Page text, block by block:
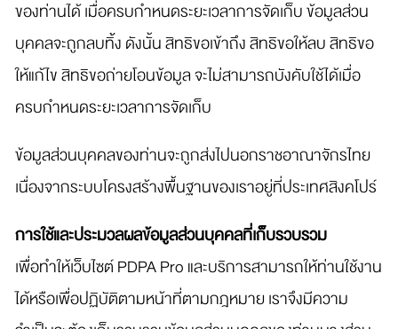
ของท่านได้ เมื่อครบกำหนดระยะเวลาการจัดเก็บ ข้อมูลส่วน
บุคคลจะถูกลบทิ้ง ดังนั้น สิทธิขอเข้าถึง สิทธิขอให้ลบ สิทธิขอ
ให้แก้ไข สิทธิขอถ่ายโอนข้อมูล จะไม่สามารถบังคับใช้ได้เมื่อ
ครบกำหนดระยะเวลาการจัดเก็บ
ข้อมูลส่วนบุคคลของท่านจะถูกส่งไปนอกราชอาณาจักรไทย
เนื่องจากระบบโครงสร้างพื้นฐานของเราอยู่ที่ประเทศสิงคโปร์
การใช้และประมวลผลข้อมูลส่วนบุคคลที่เก็บรวบรวม
เพื่อทำให้เว็บไซต์ PDPA Pro และบริการสามารถให้ท่านใช้งาน
ได้หรือเพื่อปฏิบัติตามหน้าที่ตามกฎหมาย เราจึงมีความ